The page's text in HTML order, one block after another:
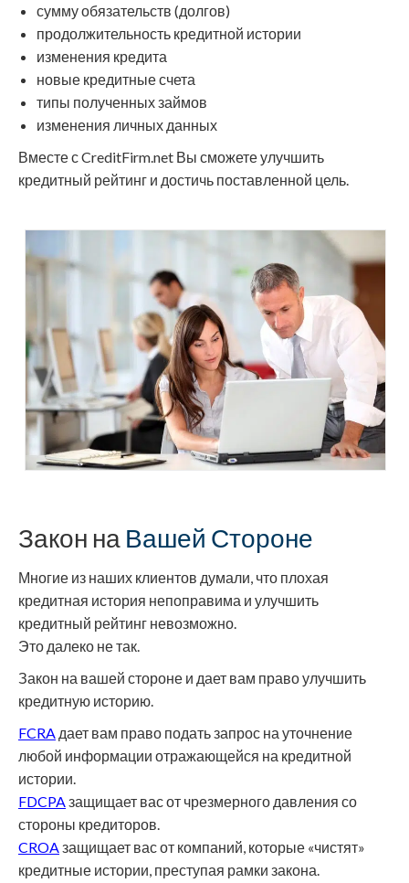
сумму обязательств (долгов)
продолжительность кредитной истории
изменения кредита
новые кредитные счета
типы полученных займов
изменения личных данных
Вместе с CreditFirm.net Вы сможете улучшить
кредитный рейтинг и достичь поставленной цель.
Закон на Вашей Стороне
Многие из наших клиентов думали, что плохая
кредитная история непоправима и улучшить
кредитный рейтинг невозможно.
Это далеко не так.
Закон на вашей стороне и дает вам право улучшить
кредитную историю.
FCRA дает вам право подать запрос на уточнение
любой информации отражающейся на кредитной
истории.
FDCPAзащищает вас от чрезмерного давления со
стороны кредиторов.
CROAзащищает вас от компаний, которые «чистят»
кредитные истории, преступая рамки закона.